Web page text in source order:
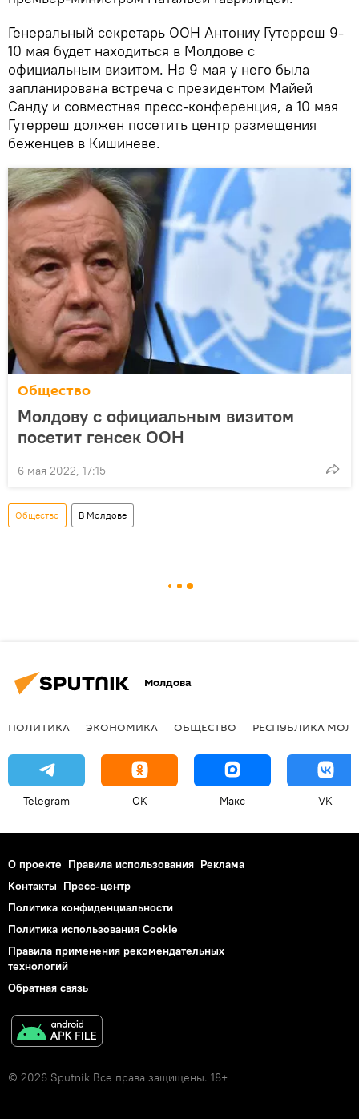
Генеральный секретарь ООН Антониу Гутерреш 9-
10 мая будет находиться в Молдове с
официальным визитом. На 9 мая у него была
запланирована встреча с президентом Майей
Санду и совместная пресс-конференция, а 10 мая
Гутерреш должен посетить центр размещения
беженцев в Кишиневе.
Общество
Молдову с официальным визитом
посетит генсек ООН
6 мая 2022, 17:15
Общество В Молдове
Молдова
ПОЛИТИКА ЭКОНОМИКА ОБЩЕСТВО РЕСПУБЛИКА
Telegram OK Макс VK
О проекте Правила использования Реклама
Контакты Пресс-центр
Политика конфиденциальности
Политика использования Cookie
Правила применения рекомендательных
технологий
Обратная связь
© 2026 Sputnik Все права защищены. 18+